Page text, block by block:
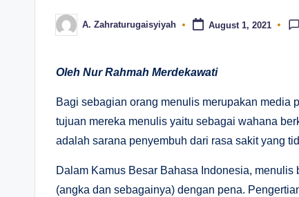
Posted
by
A. Zahraturugaisyiyah August 1, 2021
Oleh Nur Rahmah Merdekawati
Bagi sebagian orang menulis merupakan media
tujuan mereka menulis yaitu sebagai wahana
adalah sarana penyembuh dari rasa sakit yang
Dalam Kamus Besar Bahasa Indonesia,
(angka dan sebagainya) dengan pena.